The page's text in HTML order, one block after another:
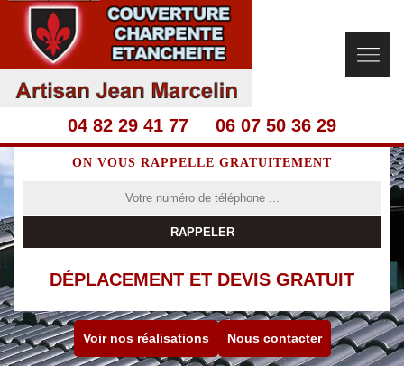
04 82 29 41 77 06 07 50 36 29
ON VOUS RAPPELLE GRATUITEMENT
DÉPLACEMENT ET DEVIS GRATUIT
Voir nos réalisations Nous contacter